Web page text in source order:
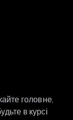
головне,
в курсі